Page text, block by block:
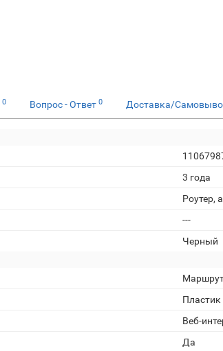
0 Вопрос - Ответ 0 Доставка/
3 года
Роутер,
---
Черный
Пластик
Веб-
Да